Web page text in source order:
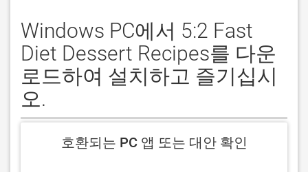
Windows PC에서 5:2 Fast
Diet Dessert Recipes를 다운
로드하여 설치하고 즐기십시
오.
호환되는 PC 앱 또는 대안 확인